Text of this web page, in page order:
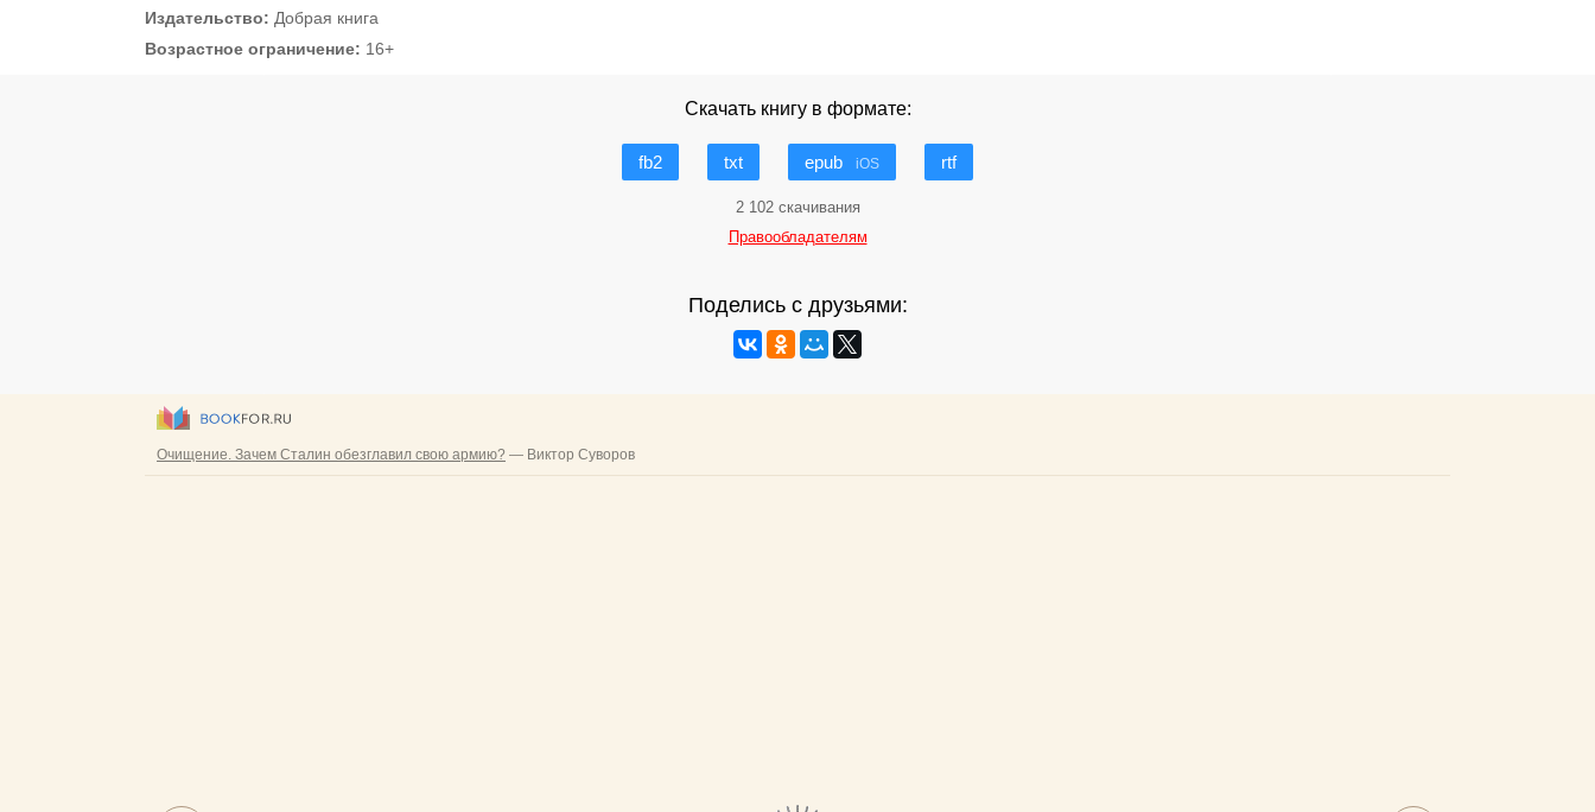
Издательство: Добрая книга
Возрастное ограничение: 16+
Скачать книгу в формате:
fb2 txt epub iOS rtf
2 102 скачивания
Правообладателям
Поделись с друзьями: